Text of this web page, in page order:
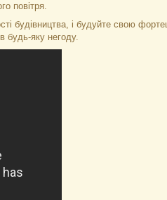
повітря.
будівництва, і будуйте свою
будь-яку негоду.